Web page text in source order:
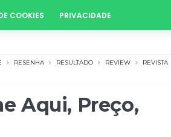
COOKIES PRIVACIDADE
RESENHA RESULTADO REVIEW
REVISTA
Aqui, Preço,